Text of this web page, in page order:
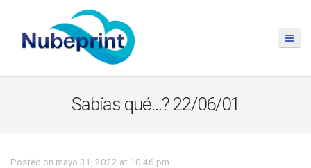
Sabías qué…? 22/06/01
Posted on mayo 31, 2022 at 10:46 pm